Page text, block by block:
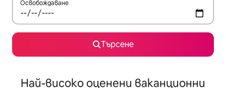
Освобождаване
Търсене
Най-високо оценени ваканционни